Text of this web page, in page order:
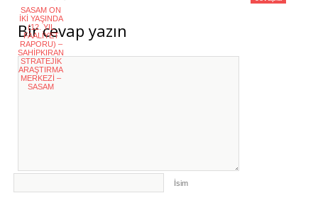
SASAM, “ARAZİ TAHRİBATININ
DENGELENMESİ İÇİN BÖLGESEL
KATILIM” ÇALIŞTAYINA KATILDI
Temmuz 2026
SASAM ON
İKİ YAŞINDA
(12. YIL
FAALİYET
RAPORU) –
SAHIPKIRAN
STRATEJIK
ARAŞTIRMA
MERKEZI –
SASAM
Bir cevap yazın
İsim